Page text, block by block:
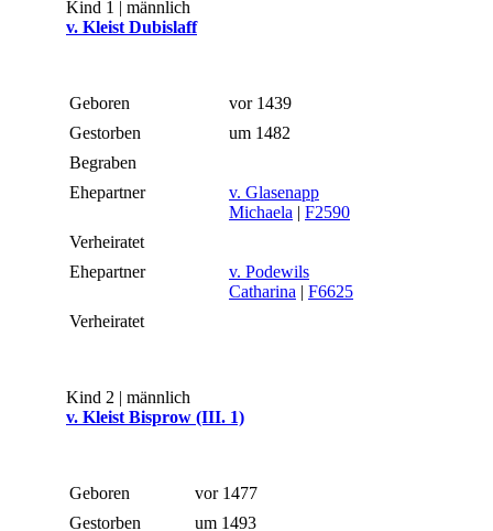
Kind 1 | männlich
v. Kleist Dubislaff
Geboren
vor 1439
Gestorben
um 1482
Begraben
Ehepartner
v. Glasenapp
Michaela | F2590
Verheiratet
Ehepartner
v. Podewils
Catharina | F6625
Verheiratet
Kind 2 | männlich
v. Kleist Bisprow (III. 1)
Geboren
vor 1477
Gestorben
um 1493